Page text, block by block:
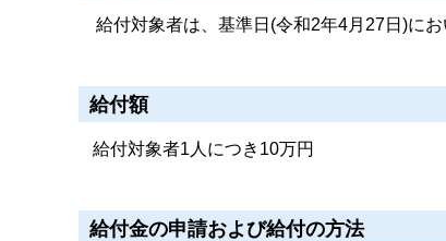
給付対象者は、基準日(令和2年4月27日)にお
給付額
給付対象者1人につき10万円
給付金の申請および給付の方法